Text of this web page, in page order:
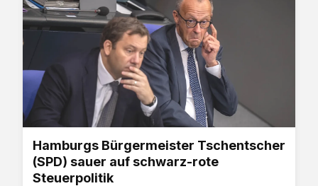
Hamburgs Bürgermeister Tschentscher
(SPD) sauer auf schwarz-rote
Steuerpolitik